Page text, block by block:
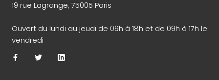
19 rue Lagrange, 75005 Paris
Ouvert du lundi au jeudi de 09h à 18h et de 09h à 17h le
vendredi